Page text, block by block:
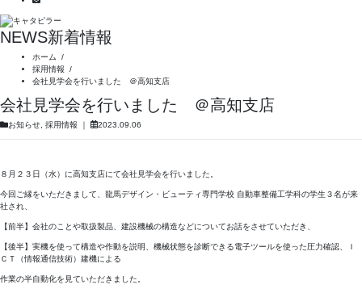
NEWS新着情報
ホーム /
採用情報 /
会社見学会を行いました ＠高知支店
会社見学会を行いました ＠高知支店
お知らせ, 採用情報 ｜ 2023.09.06
８月２３日（水）に高知支店にて会社見学会を行いました。
今回ご縁をいただきまして、龍馬デザイン・ビューティ専門学校 自動車整備工学科の学生３名が来
社され、
【前半】会社のことや取扱製品、建設機械の構造などについてお話をさせていただき、
【後半】実機を使って構造や作動を説明、機械状態を診断できる電子ツールを使った圧力確認、Ｉ
ＣＴ（情報通信技術）建機による
作業の半自動化を見ていただきました。